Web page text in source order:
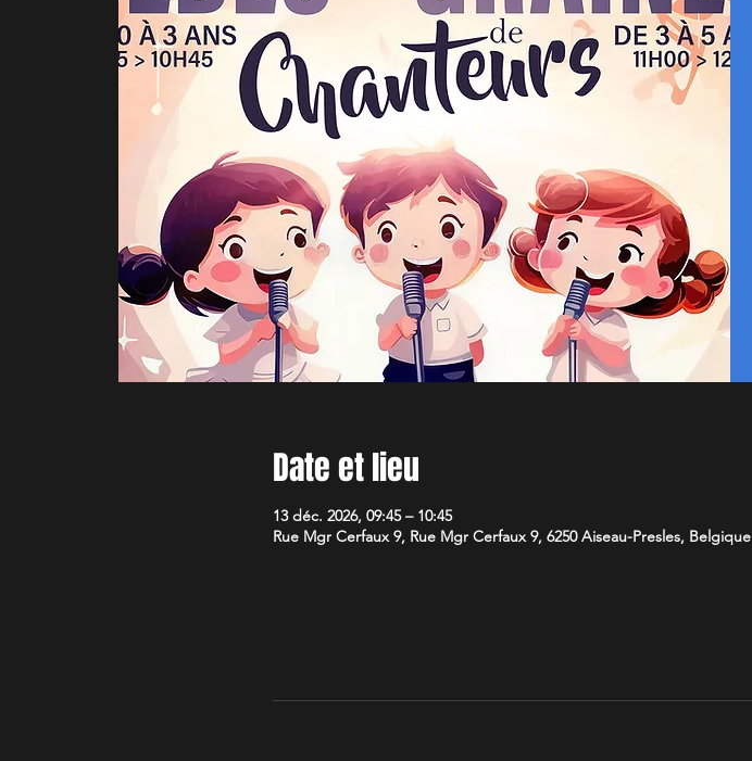
Date et lieu
13 déc. 2026, 09:45 – 10:45
Rue Mgr Cerfaux 9, Rue Mgr Cerfaux 9, 6250 Aiseau-Presles, Belgique